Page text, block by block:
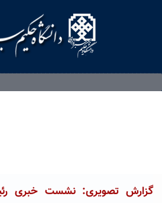
گزارش تصویری: نشست خبری